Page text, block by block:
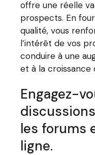
offre une réelle
prospects. En
qualité, vous
l’intérêt de vos
conduire à une
et à la
Engagez-
les forums
ligne.